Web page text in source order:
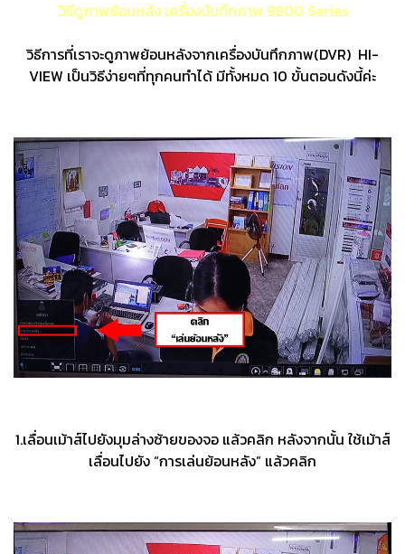
วิธีดูภาพย้อนหลัง เครื่องบันทึกภาพ 9800 Series
วิธีการที่เราจะดูภาพย้อนหลังจากเครื่องบันทึกภาพ(DVR) HI-
VIEW เป็นวิธีง่ายๆที่ทุกคนทำได้ มีทั้งหมด 10 ขั้นตอนดังนี้ค่ะ
1.เลื่อนเม้าส์ไปยังมุมล่างซ้ายของจอ แล้วคลิก หลังจากนั้น ใช้เม้าส์
เลื่อนไปยัง “การเล่นย้อนหลัง” แล้วคลิก